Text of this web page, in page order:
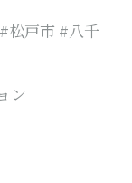
松戸市 #八千
ン